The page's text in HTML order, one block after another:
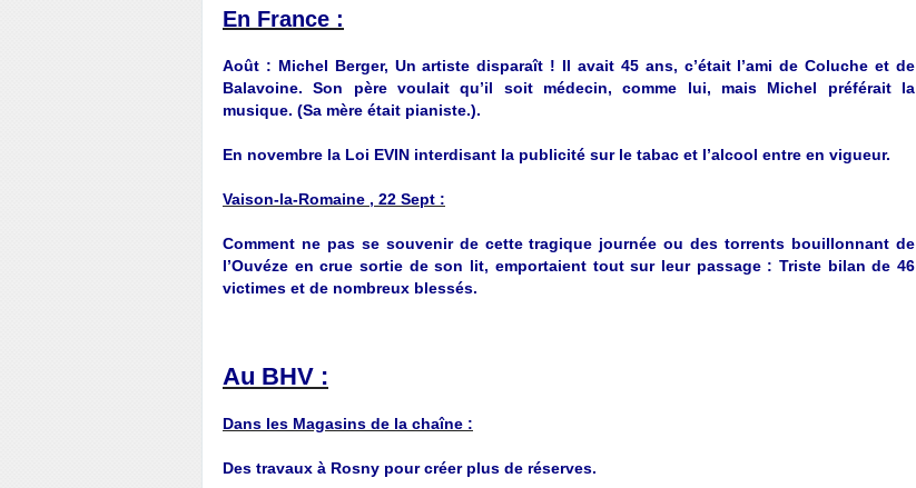
En France :
Août : Michel Berger, Un artiste disparaît ! Il avait 45 ans, c’était l’ami de Coluche et de
Balavoine. Son père voulait qu’il soit médecin, comme lui, mais Michel préférait la
musique. (Sa mère était pianiste.).
En novembre la Loi EVIN interdisant la publicité sur le tabac et l’alcool entre en vigueur.
Vaison-la-Romaine , 22 Sept :
Comment ne pas se souvenir de cette tragique journée ou des torrents bouillonnant de
l’Ouvéze en crue sortie de son lit, emportaient tout sur leur passage : Triste bilan de 46
victimes et de nombreux blessés.
Au BHV :
Dans les Magasins de la chaîne :
Des travaux à Rosny pour créer plus de réserves.